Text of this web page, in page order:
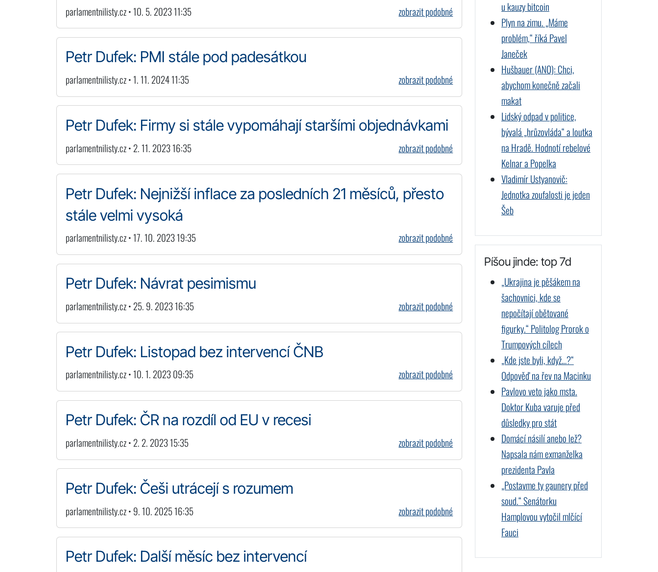
parlamentnilisty.cz • 10. 5. 2023 11:35 zobrazit podobné
Petr Dufek: PMI stále pod padesátkou
parlamentnilisty.cz • 1. 11. 2024 11:35 zobrazit podobné
Petr Dufek: Firmy si stále vypomáhají staršími objednávkami
parlamentnilisty.cz • 2. 11. 2023 16:35 zobrazit podobné
Petr Dufek: Nejnižší inflace za posledních 21 měsíců, přesto
stále velmi vysoká
parlamentnilisty.cz • 17. 10. 2023 19:35 zobrazit podobné
Petr Dufek: Návrat pesimismu
parlamentnilisty.cz • 25. 9. 2023 16:35 zobrazit podobné
Petr Dufek: Listopad bez intervencí ČNB
parlamentnilisty.cz • 10. 1. 2023 09:35 zobrazit podobné
Petr Dufek: ČR na rozdíl od EU v recesi
parlamentnilisty.cz • 2. 2. 2023 15:35 zobrazit podobné
Petr Dufek: Češi utrácejí s rozumem
parlamentnilisty.cz • 9. 10. 2025 16:35 zobrazit podobné
Petr Dufek: Další měsíc bez intervencí
u kauzy bitcoin
Plyn na zimu. „Máme
problém,“ říká Pavel
Janeček
Hušbauer (ANO): Chci,
abychom konečně začali
makat
Lidský odpad v politice,
bývalá „hrůzovláda“ a loutka
na Hradě. Hodnotí rebelové
Kelnar a Popelka
Vladimír Ustyanovič:
Jednotka zoufalosti je jeden
Šeb
Píšou jinde: top 7d
„Ukrajina je pěšákem na
šachovnici, kde se
nepočítají obětované
figurky.“ Politolog Prorok o
Trumpových cílech
„Kde jste byli, když…?“
Odpověď na řev na Macinku
Pavlovo veto jako msta.
Doktor Kuba varuje před
důsledky pro stát
Domácí násilí anebo lež?
Napsala nám exmanželka
prezidenta Pavla
„Postavme ty gaunery před
soud.“ Senátorku
Hamplovou vytočil mlčící
Fauci